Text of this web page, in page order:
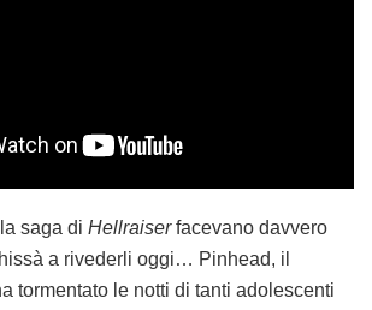
saga di Hellraiserfacevano davvero
a rivederli oggi… Pinhead, il
tormentato le notti di tanti adolescenti